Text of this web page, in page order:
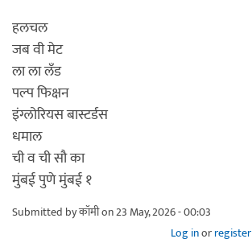
हलचल
जब वी मेट
ला ला लँड
पल्प फिक्षन
इंग्लोरियस बास्टर्डस
धमाल
ची व ची सौ का
मुंबई पुणे मुंबई १
Submitted byकॉमीon 23 May, 2026 - 00:03
Log inorregister